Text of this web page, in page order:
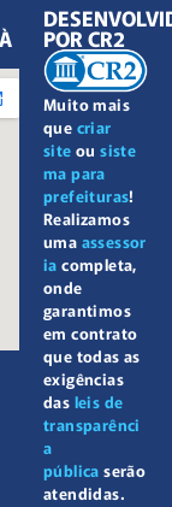
Muito mais
que criar
site ousiste
ma para
prefeituras!
Realizamos
uma assessor
ia completa,
onde
garantimos
em contrato
que todas as
exigências
das leis de
transparênci
a
pública serão
atendidas.
POR CR2